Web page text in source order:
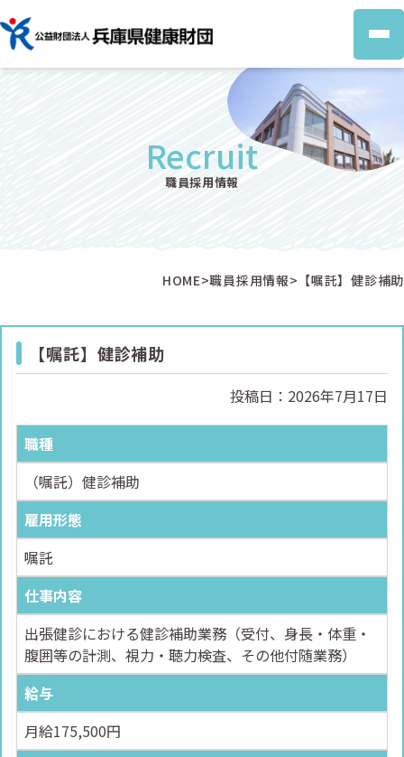
個人情報保護方針
Recruit
職員採用情報
HOME>職員採用情報> 【嘱託】健診補助
【嘱託】健診補助
投稿日：2026年7月17日
職種
（嘱託）健診補助
雇用形態
嘱託
仕事内容
出張健診における健診補助業務（受付、身長・体重・
腹囲等の計測、視力・聴力検査、その他付随業務）
給与
月給175,500円